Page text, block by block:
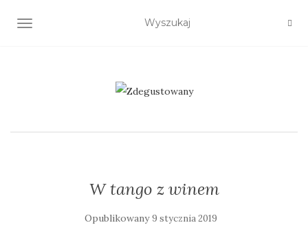
TOGGLE NAVIGATION
W tango z winem
Opublikowany9 stycznia 2019